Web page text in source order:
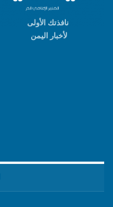
نافذتك الأولى
لأخبار اليمن